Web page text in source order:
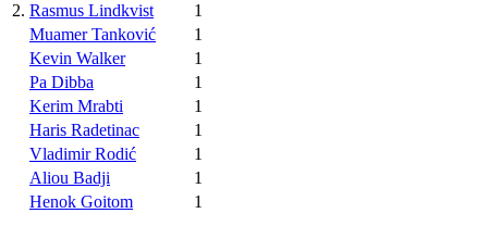
2. Rasmus Lindkvist
1
Muamer Tanković
1
Kevin Walker
1
Pa Dibba
1
Kerim Mrabti
1
Haris Radetinac
1
Vladimir Rodić
1
Aliou Badji
1
Henok Goitom
1